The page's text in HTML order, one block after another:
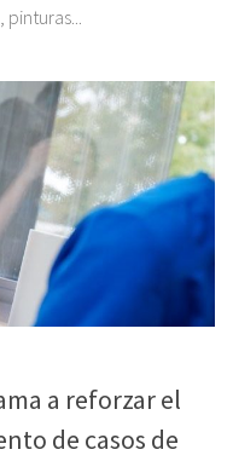
a reforzar el
de casos de